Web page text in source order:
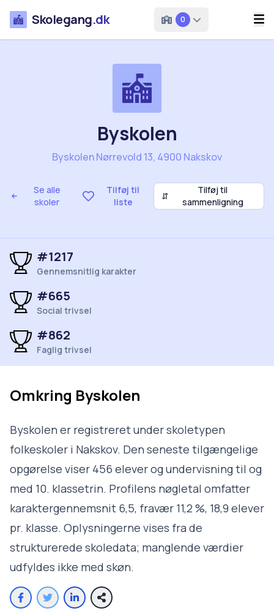
Skolegang.dk 0
Se alle
skoler
Tilføj til
liste
⇵
Tilføj til
sammenligning
Byskolen
Byskolen Nørrevold 13, 4900 Nakskov
#1217
Gennemsnitlig karakter
#665
Social trivsel
#862
Faglig trivsel
Omkring Byskolen
Byskolen er registreret under skoletypen
folkeskoler i Nakskov. Den seneste tilgængelige
opgørelse viser 456 elever og undervisning til og
med 10. klassetrin. Profilens nøgletal omfatter
karaktergennemsnit 6,5, fravær 11,2 %, 18,9 elever
pr. klasse. Oplysningerne vises fra de
strukturerede skoledata; manglende værdier
udfyldes ikke med skøn.